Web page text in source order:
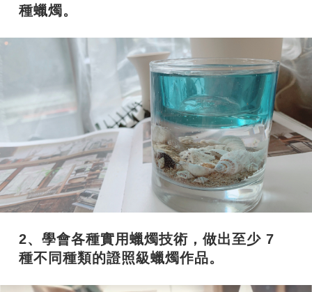
種蠟燭。
2、學會各種實用蠟燭技術，做出至少 7
種不同種類的證照級蠟燭作品。